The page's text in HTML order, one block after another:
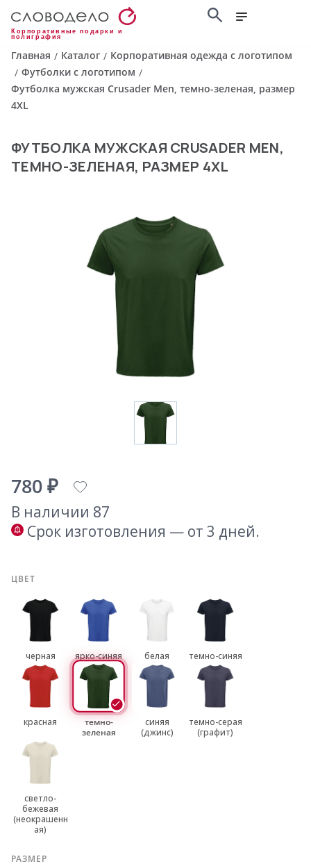
Корпоративные подарки и
полиграфия
Главная / Каталог / Корпоративная одежда с логотипом
/ Футболки с логотипом /
Футболка мужская Crusader Men, темно-зеленая, размер
4XL
ФУТБОЛКА МУЖСКАЯ CRUSADER MEN,
ТЕМНО-ЗЕЛЕНАЯ, РАЗМЕР 4XL
780 ₽
В наличии 87
Срок изготовления — от 3 дней.
ЦВЕТ
черная ярко-синяя белая темно-синяя
красная
темно-
зеленая
синяя
(джинс)
темно-серая
(графит)
светло-
бежевая
(неокрашенн
ая)
РАЗМЕР